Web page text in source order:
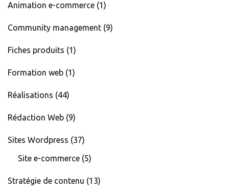
Animation e-commerce (1)
Community management (9)
Fiches produits (1)
Formation web (1)
Réalisations (44)
Rédaction Web (9)
Sites Wordpress (37)
Site e-commerce (5)
Stratégie de contenu (13)